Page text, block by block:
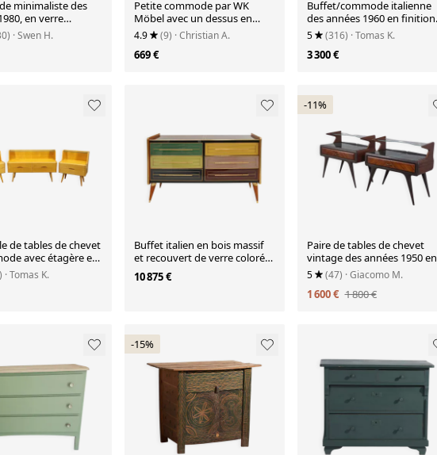
minimaliste des
en verre
pièce unique.
· Swen H.
Petite commode par WK
Möbel avec un dessus en
verre noir et blanc, en bois de
poirier, années 1950.
4.9 (9) · Christian A.
669 €
Buffet/commode italienne
des années 1960 en finition
brillante avec plateau et
étagère en verre
5 (316) · Tomas K.
3 300 €
de tables de chevet
avec étagère en
années 1960,
· Tomas K.
Buffet italien en bois massif
et recouvert de verre coloré
des années 1950.
10 875 €
-11%
Paire de tables de chevet
vintage des années 1950 en
bois et verre, design italien
5 (47) · Giacomo M.
1 600 € 1 800 €
-15%